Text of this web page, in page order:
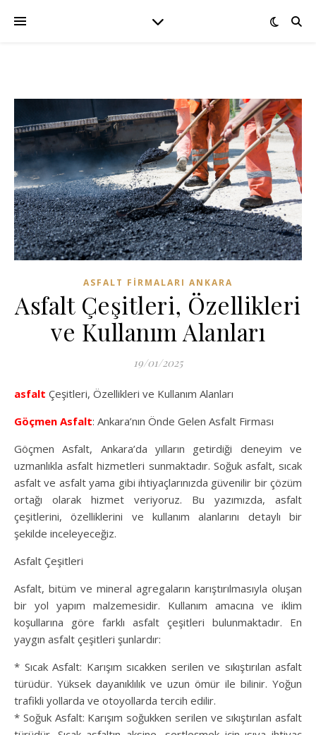
ASFALT FIRMALARI ANKARA
Asfalt Çeşitleri, Özellikleri
ve Kullanım Alanları
19/01/2025
asfalt Çeşitleri, Özellikleri ve Kullanım Alanları
Göçmen Asfalt: Ankara’nın Önde Gelen Asfalt Firması
Göçmen Asfalt, Ankara’da yılların getirdiği deneyim ve
uzmanlıkla asfalt hizmetleri sunmaktadır. Soğuk asfalt, sıcak
asfalt ve asfalt yama gibi ihtiyaçlarınızda güvenilir bir çözüm
ortağı olarak hizmet veriyoruz. Bu yazımızda, asfalt
çeşitlerini, özelliklerini ve kullanım alanlarını detaylı bir
şekilde inceleyeceğiz.
Asfalt Çeşitleri
Asfalt, bitüm ve mineral agregaların karıştırılmasıyla oluşan
bir yol yapım malzemesidir. Kullanım amacına ve iklim
koşullarına göre farklı asfalt çeşitleri bulunmaktadır. En
yaygın asfalt çeşitleri şunlardır:
* Sıcak Asfalt: Karışım sıcakken serilen ve sıkıştırılan asfalt
türüdür. Yüksek dayanıklılık ve uzun ömür ile bilinir. Yoğun
trafikli yollarda ve otoyollarda tercih edilir.
* Soğuk Asfalt: Karışım soğukken serilen ve sıkıştırılan asfalt